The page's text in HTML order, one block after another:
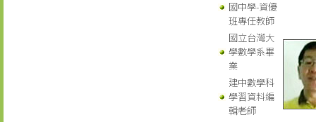
國中學-資優
班專任教師
國立台灣大
學數學系畢
業
建中數學科
學習資料編
輯老師